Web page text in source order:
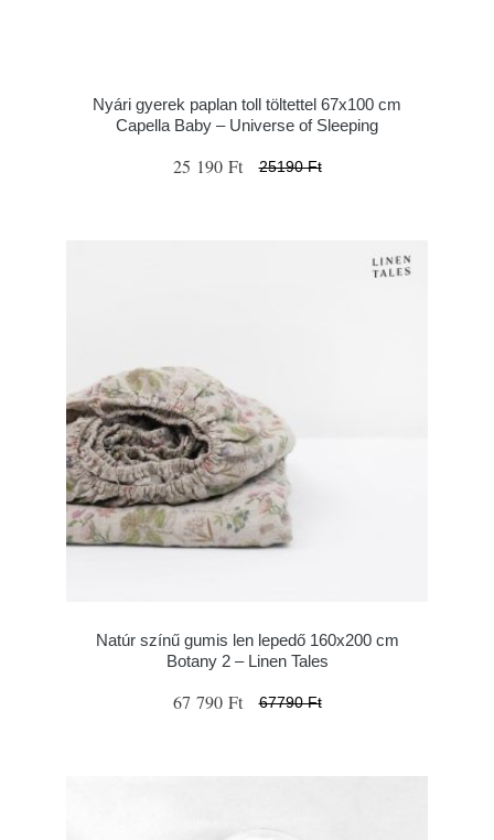
Nyári gyerek paplan toll töltettel 67x100 cm
Capella Baby – Universe of Sleeping
25 190 Ft 25190 Ft
Natúr színű gumis len lepedő 160x200 cm
Botany 2 – Linen Tales
67 790 Ft 67790 Ft